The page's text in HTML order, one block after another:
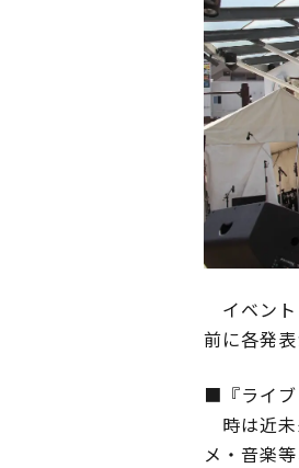
イベント
前に各発
■『ライブ
時は近未
メ・音楽